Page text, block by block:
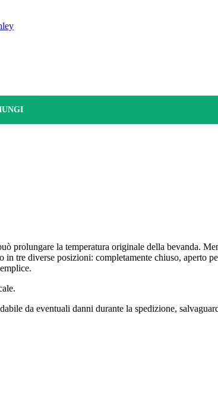
prolungare la temperatura originale della bevanda.
in tre diverse posizioni: completamente chiuso, aperto
da eventuali danni durante la spedizione,